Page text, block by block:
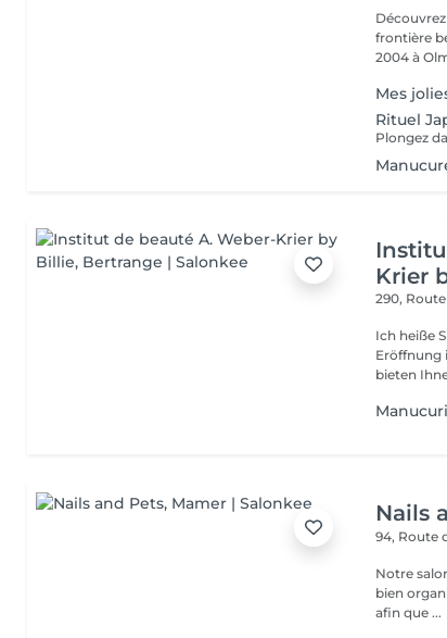
frontière
Mes
Rituel
Krier
290,
Ich heiße
Eröffnung
bieten
Nails
94, Route
Notre
bien
afin que ...